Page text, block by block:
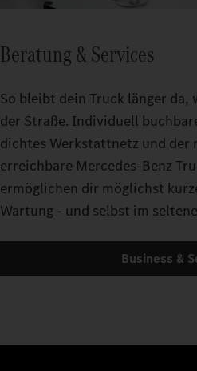
Beratung & Services
So bleibt dein Truck länger da,
der Straße. Individuell
dichtes Werkstattnetz und der
erreichbare Mercedes-Benz
ermöglichen dir möglichst
Wartung - und selbst im
Business &